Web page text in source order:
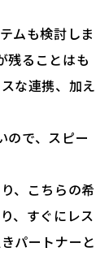
ムも検討しま
残ることはも
な連携、加え
ので、スピー
、こちらの希
、すぐにレス
パートナーと